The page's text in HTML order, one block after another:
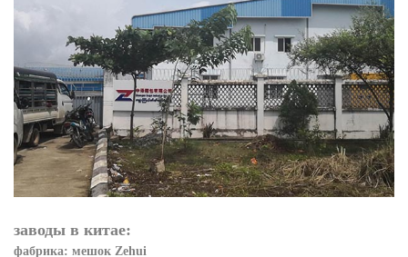
заводы в китае:
фабрика: мешок Zehui